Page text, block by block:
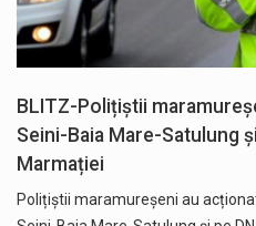
BLITZ-Polițiștii
Seini-Baia Mare-Satulung
Marmației
Polițiștii maramureșeni au